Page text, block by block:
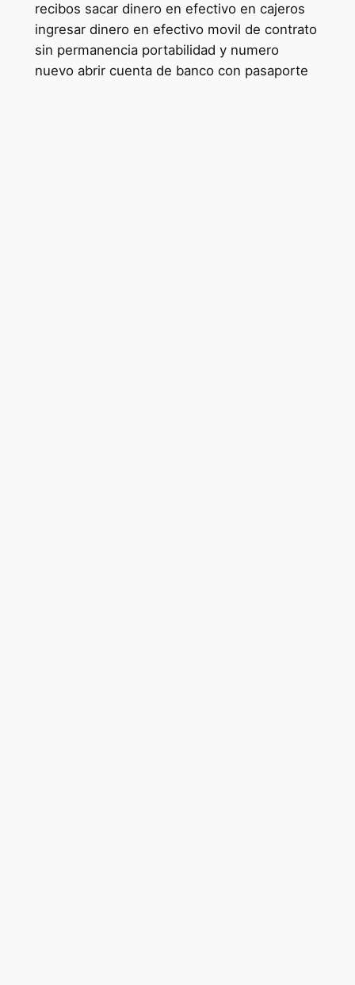
recibos sacar dinero en efectivo en cajeros
ingresar dinero en efectivo movil de contrato
sin permanencia portabilidad y numero
nuevo abrir cuenta de banco con pasaporte